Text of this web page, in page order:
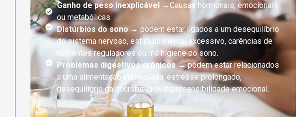
Ganho de peso inexplicável →Causas hormonais, emocionais
ou metabólicas.
Distúrbios do sono → podem estar ligados a um desequilíbrio
do sistema nervoso, estímulo mental excessivo, carências de
nutrientes reguladores ou má higiene do sono.
Problemas digestivos crônicos →podem estar relacionados
a uma alimentação inadequada, estresse prolongado,
desequilíbrio da microbiota ou hipersensibilidade emocional.